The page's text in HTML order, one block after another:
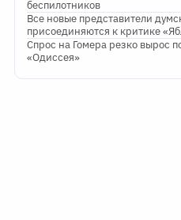
беспилотников
Все новые представители
присоединяются к критике
Спрос на Гомера резко вырос
«Одиссея»